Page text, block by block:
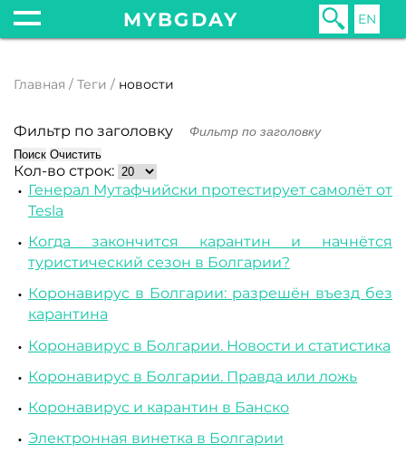
MYBGDAY EN
Главная Теги новости
Фильтр по заголовку
Поиск Очистить
Кол-во строк:
Генерал Мутафчийски протестирует самолёт от
Tesla
Когда закончится карантин и начнётся
туристический сезон в Болгарии?
Коронавирус в Болгарии: разрешён въезд без
карантина
Коронавирус в Болгарии. Новости и статистика
Коронавирус в Болгарии. Правда или ложь
Коронавирус и карантин в Банско
Электронная винетка в Болгарии